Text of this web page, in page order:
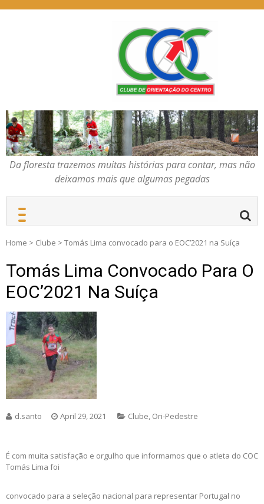
COC – CLUBE DE
ORIENTAÇÃO DO
CENTRO
Da floresta trazemos
muitas histórias para
contar, mas não deixamos
mais que algumas
pegadas
Da floresta trazemos muitas histórias para contar, mas não
deixamos mais que algumas pegadas
Home > Clube > Tomás Lima convocado para o EOC’2021 na Suíça
Tomás Lima Convocado Para O
EOC’2021 Na Suíça
d.santo April 29, 2021 Clube, Ori-Pedestre
É com muita satisfação e orgulho que informamos que o atleta do COC
Tomás Lima foi
convocado para a seleção nacional para representar Portugal no